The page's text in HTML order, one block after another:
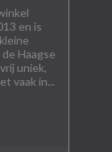
en is
Haagse
uniek,
vaak in...